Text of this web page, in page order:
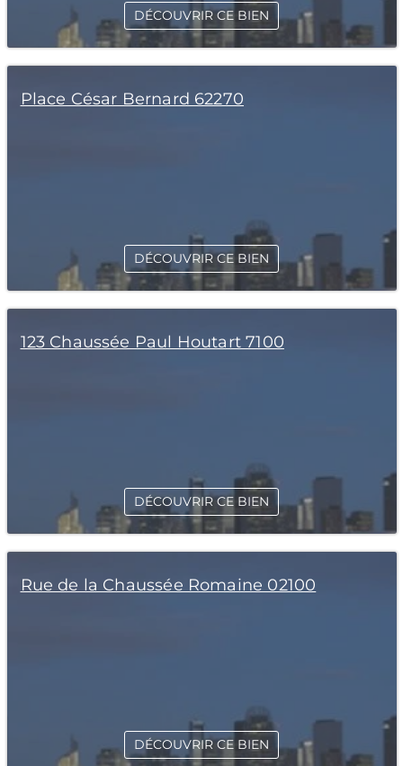
DÉCOUVRIR CE BIEN
Place César Bernard 62270
DÉCOUVRIR CE BIEN
123 Chaussée Paul Houtart 7100
DÉCOUVRIR CE BIEN
Rue de la Chaussée Romaine 02100
DÉCOUVRIR CE BIEN